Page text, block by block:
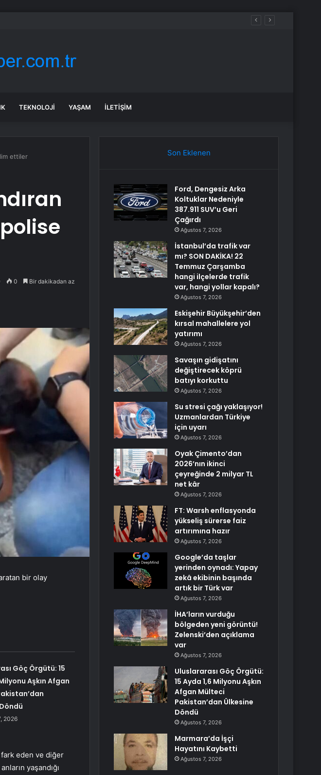
Çarşamba hangi ilçelerde trafik var, hangi yollar kapalı?
TEKNOLOJI YAŞAM İLETIŞIM
ettiler
0 Bir dakikadan az
bir olay
Göç Örgütü: 15
Aşkın Afgan
2026
eden ve diğer
yaşandığı
Son Eklenen
Ford, Dengesiz Arka
Koltuklar Nedeniyle
387.911 SUV’u Geri
Çağırdı
Ağustos 7, 2026
İstanbul’da trafik var
mı? SON DAKİKA! 22
Temmuz Çarşamba
hangi ilçelerde trafik
var, hangi yollar kapalı?
Ağustos 7, 2026
Eskişehir Büyükşehir’den
kırsal mahallelere yol
yatırımı
Ağustos 7, 2026
Savaşın gidişatını
değiştirecek köprü
batıyı korkuttu
Ağustos 7, 2026
Su stresi çağı yaklaşıyor!
Uzmanlardan Türkiye
için uyarı
Ağustos 7, 2026
Oyak Çimento’dan
2026’nın ikinci
çeyreğinde 2 milyar TL
net kâr
Ağustos 7, 2026
FT: Warsh enflasyonda
yükseliş sürerse faiz
artırımına hazır
Ağustos 7, 2026
Google’da taşlar
yerinden oynadı: Yapay
zekâ ekibinin başında
artık bir Türk var
Ağustos 7, 2026
İHA’ların vurduğu
bölgeden yeni görüntü!
Zelenski’den açıklama
var
Ağustos 7, 2026
Uluslararası Göç Örgütü:
15 Ayda 1,6 Milyonu Aşkın
Afgan Mülteci
Pakistan’dan Ülkesine
Döndü
Ağustos 7, 2026
Marmara’da İşçi
Hayatını Kaybetti
Ağustos 7, 2026